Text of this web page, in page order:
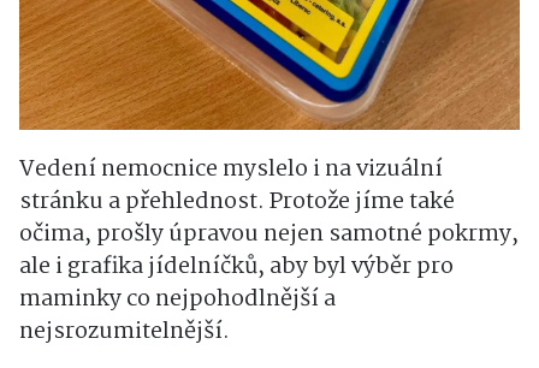
Vedení nemocnice myslelo i na vizuální
stránku a přehlednost. Protože jíme také
očima, prošly úpravou nejen samotné pokrmy,
ale i grafika jídelníčků, aby byl výběr pro
maminky co nejpohodlnější a
nejsrozumitelnější.